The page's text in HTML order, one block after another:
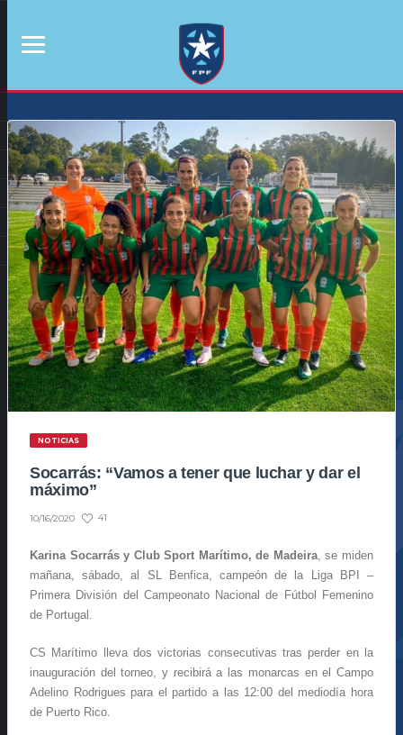
NOTICIAS
Socarrás: “Vamos a tener que luchar y dar el
máximo”
10/16/2020 41
Karina Socarrás y Club Sport Marítimo, de Madeira, se miden
mañana, sábado, al SL Benfica, campeón de la Liga BPI –
Primera División del Campeonato Nacional de Fútbol Femenino
de Portugal.
CS Marítimo lleva dos victorias consecutivas tras perder en la
inauguración del torneo, y recibirá a las monarcas en el Campo
Adelino Rodrigues para el partido a las 12:00 del mediodía hora
de Puerto Rico.